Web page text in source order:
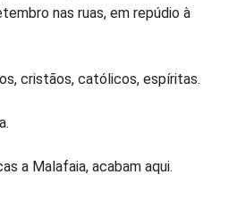
nas ruas, em repúdio à
cristãos, católicos, espíritas.
a Malafaia, acabam aqui.